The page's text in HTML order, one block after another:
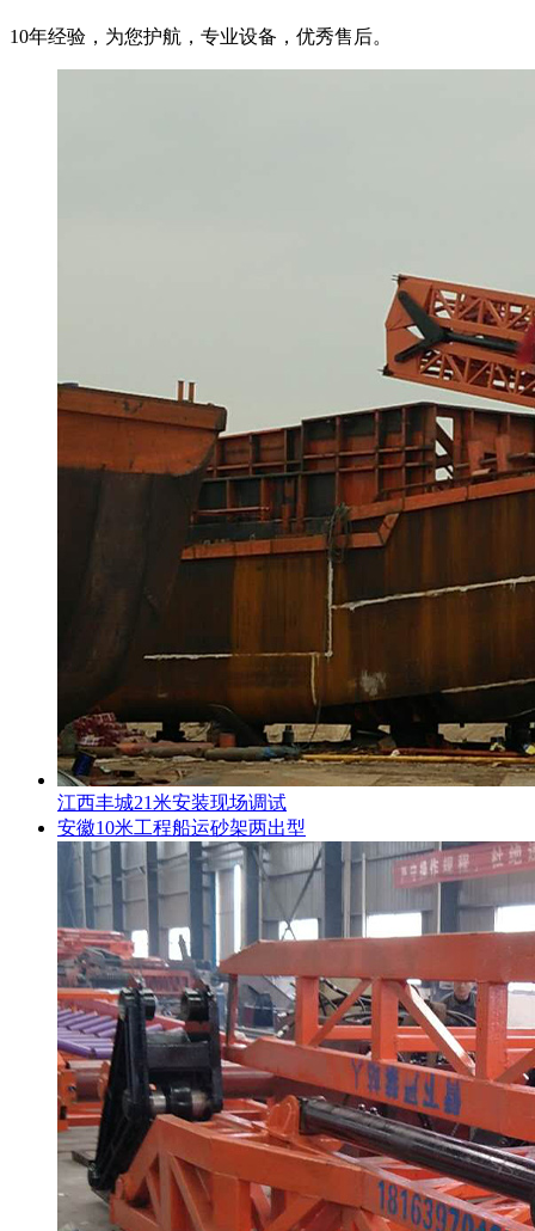
10年经验，为您护航，专业设备，优秀售后。
江西丰城21米安装现场调试
安徽10米工程船运砂架两出型